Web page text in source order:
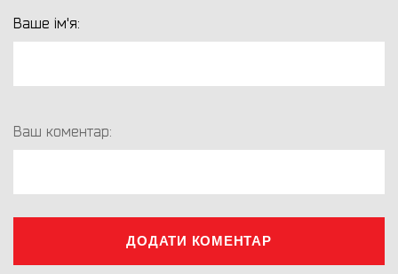
Ваше ім'я:
Ваш коментар:
ДОДАТИ КОМЕНТАР